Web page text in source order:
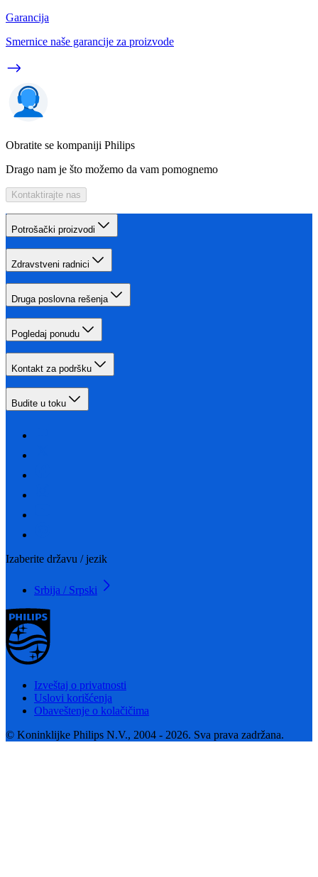
Garancija
Smernice naše garancije za proizvode
Obratite se kompaniji Philips
Drago nam je što možemo da vam pomognemo
Kontaktirajte nas
Potrošački proizvodi
Zdravstveni radnici
Druga poslovna rešenja
Pogledaj ponudu
Kontakt za podršku
Budite u toku
Izaberite državu / jezik
Srbija / Srpski
Izveštaj o privatnosti
Uslovi korišćenja
Obaveštenje o kolačičima
© Koninklijke Philips N.V., 2004 - 2026. Sva prava zadržana.